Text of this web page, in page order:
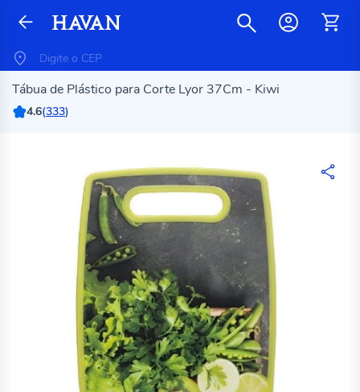
Tábua de Plástico para Corte Lyor 37Cm - Kiwi
4.6(333)